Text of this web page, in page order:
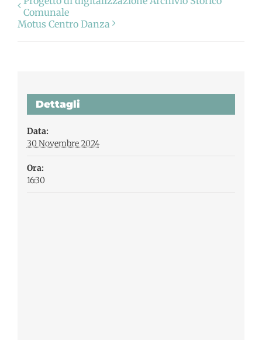
Comunale
Motus Centro Danza
Dettagli
Data:
30 Novembre 2024
Ora:
16:30